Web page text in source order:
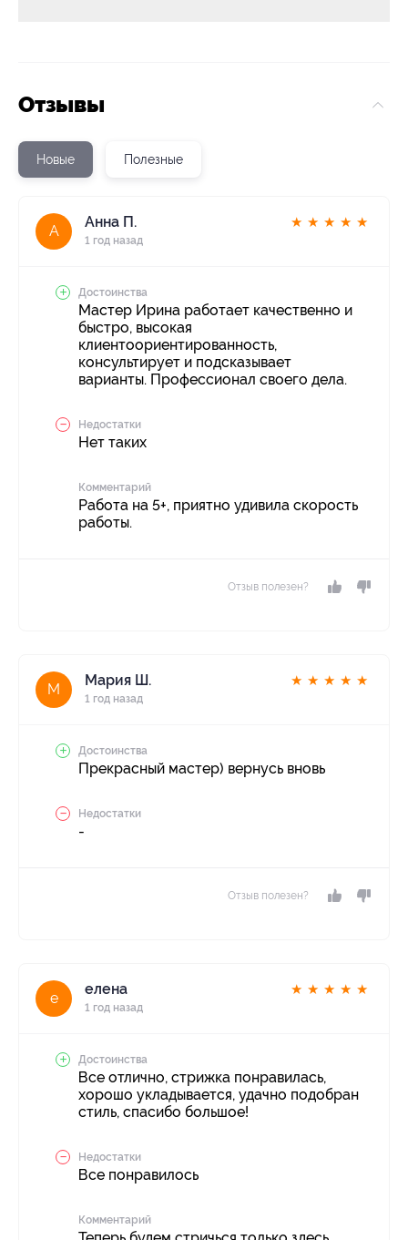
Отзывы
Новые Полезные
А
Анна П.
1 год назад
★ ★ ★ ★ ★
Достоинства
Мастер Ирина работает качественно и
быстро, высокая
клиентоориентированность,
консультирует и подсказывает
варианты. Профессионал своего дела.
Недостатки
Нет таких
Комментарий
Работа на 5+, приятно удивила скорость
работы.
Отзыв полезен?
М
Мария Ш.
1 год назад
★ ★ ★ ★ ★
Достоинства
Прекрасный мастер) вернусь вновь
Недостатки
-
Отзыв полезен?
е
елена
1 год назад
★ ★ ★ ★ ★
Достоинства
Все отлично, стрижка понравилась,
хорошо укладывается, удачно подобран
стиль, спасибо большое!
Недостатки
Все понравилось
Комментарий